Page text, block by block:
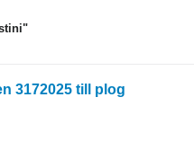
3172025 till plog